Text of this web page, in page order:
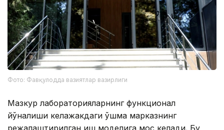
Фото: Фавқулодда вазиятлар вазирлиги
Мазкур лабораторияларнинг функционал
йўналиши келажакдаги қўшма марказнинг